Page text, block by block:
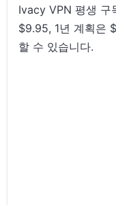
Ivacy VPN 평생 구
$9.95, 1년 계획은
할 수 있습니다.